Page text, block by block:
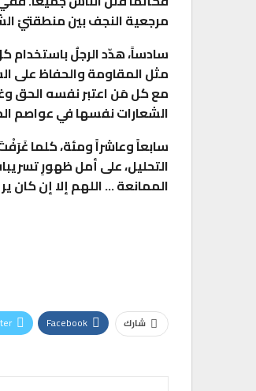
مرجعية النجف بين منطقتيْ
سادساً، هدّد الرجلُ باستخدام
مثل المقاومة والحفاظ على
مع كل مَن اعتبر نفسه الحق
الشعارات نفسها في عواصم
سابعاً وعاشراً ومئة، كلما
التحليل، على أمل ظهورِ
الممانعة … اللهم إلا إن
شارك Facebook